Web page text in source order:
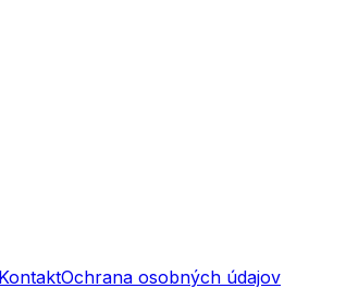
KontaktOchrana osobných údajov